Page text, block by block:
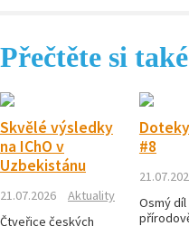
Přečtěte si také
Skvělé výsledky
na IChO v
Uzbekistánu
21.07.2026
Aktuality
Čtveřice českých
#8
Osmý díl